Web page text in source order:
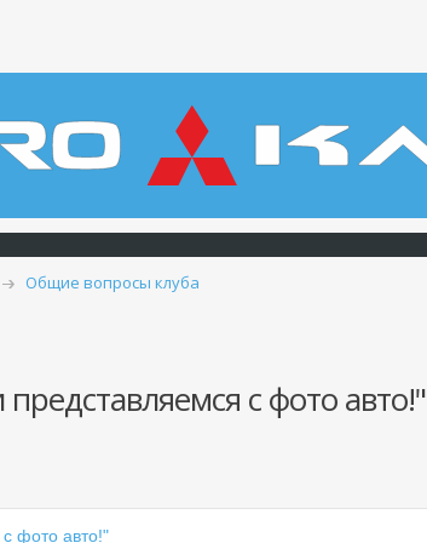
Общие вопросы клуба
с фото авто!"
фото авто!"